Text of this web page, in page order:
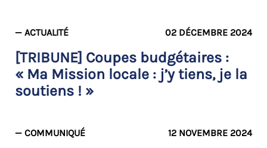
— ACTUALITÉ 02 DÉCEMBRE 2024
[TRIBUNE] Coupes budgétaires :
« Ma Mission locale : j’y tiens, je la
soutiens ! »
— COMMUNIQUÉ 12 NOVEMBRE 2024